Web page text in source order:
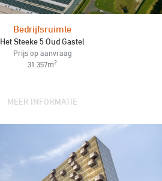
Bedrijfsruimte
Het Steeke 5 Oud Gastel
Prijs op aanvraag
31.357m2
MEER INFORMATIE